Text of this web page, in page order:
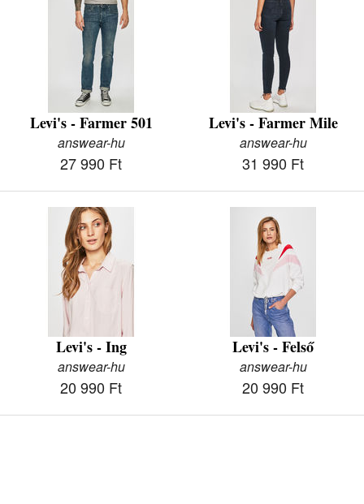
Levi's - Farmer 501
answear-hu
27 990 Ft
Levi's - Farmer Mile
answear-hu
31 990 Ft
Levi's - Ing
answear-hu
20 990 Ft
Levi's - Felső
answear-hu
20 990 Ft